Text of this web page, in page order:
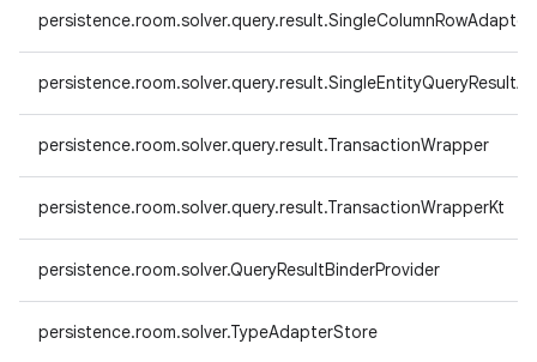
persistence.room.solver.query.result.SingleColumnRowAdapter
persistence.room.solver.query.result.TransactionWrapper
persistence.room.solver.query.result.TransactionWrapperKt
persistence.room.solver.QueryResultBinderProvider
persistence.room.solver.TypeAdapterStore